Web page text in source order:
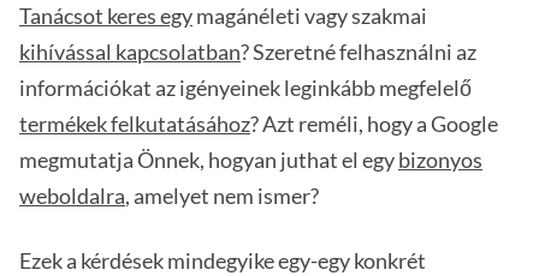
Tanácsot keres egymagánéleti vagy szakmai
kihívással kapcsolatban? Szeretné felhasználni az
információkat az igényeinek leginkább megfelelő
termékek felkutatásához? Azt reméli, hogy a Google
megmutatja Önnek, hogyan juthat el egybizonyos
weboldalra, amelyet nem ismer?
Ezek a kérdések mindegyike egy-egy konkrét